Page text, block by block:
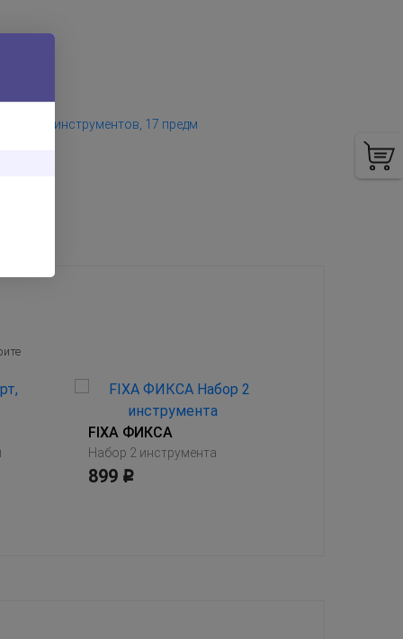
Набор инструментов, 17 предм
FIXA ФИКСА
Набор 2 инструмента
899 Р